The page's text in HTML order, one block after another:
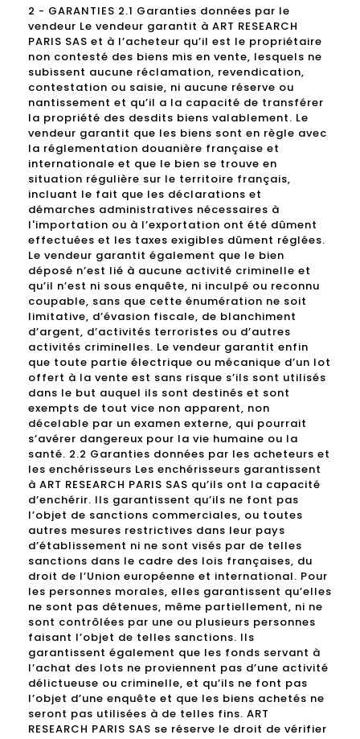
2 - GARANTIES 2.1 Garanties données par le
vendeur Le vendeur garantit à ART RESEARCH
PARIS SAS et à l’acheteur qu’il est le propriétaire
non contesté des biens mis en vente, lesquels ne
subissent aucune réclamation, revendication,
contestation ou saisie, ni aucune réserve ou
nantissement et qu’il a la capacité de transférer
la propriété des desdits biens valablement. Le
vendeur garantit que les biens sont en règle avec
la réglementation douanière française et
internationale et que le bien se trouve en
situation régulière sur le territoire français,
incluant le fait que les déclarations et
démarches administratives nécessaires à
l'importation ou à l’exportation ont été dûment
effectuées et les taxes exigibles dûment réglées.
Le vendeur garantit également que le bien
déposé n’est lié à aucune activité criminelle et
qu’il n’est ni sous enquête, ni inculpé ou reconnu
coupable, sans que cette énumération ne soit
limitative, d’évasion fiscale, de blanchiment
d’argent, d’activités terroristes ou d’autres
activités criminelles. Le vendeur garantit enfin
que toute partie électrique ou mécanique d’un lot
offert à la vente est sans risque s’ils sont utilisés
dans le but auquel ils sont destinés et sont
exempts de tout vice non apparent, non
décelable par un examen externe, qui pourrait
s’avérer dangereux pour la vie humaine ou la
santé. 2.2 Garanties données par les acheteurs et
les enchérisseurs Les enchérisseurs garantissent
à ART RESEARCH PARIS SAS qu’ils ont la capacité
d’enchérir. Ils garantissent qu’ils ne font pas
l’objet de sanctions commerciales, ou toutes
autres mesures restrictives dans leur pays
d’établissement ni ne sont visés par de telles
sanctions dans le cadre des lois françaises, du
droit de l’Union européenne et international. Pour
les personnes morales, elles garantissent qu’elles
ne sont pas détenues, même partiellement, ni ne
sont contrôlées par une ou plusieurs personnes
faisant l’objet de telles sanctions. Ils
garantissent également que les fonds servant à
l’achat des lots ne proviennent pas d’une activité
délictueuse ou criminelle, et qu’ils ne font pas
l’objet d’une enquête et que les biens achetés ne
seront pas utilisées à de telles fins. ART
RESEARCH PARIS SAS se réserve le droit de vérifier